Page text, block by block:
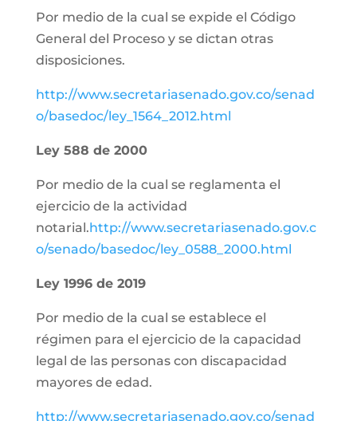
Por medio de la cual se expide el Código
General del Proceso y se dictan otras
disposiciones.
http://www.secretariasenado.gov.co/senad
o/basedoc/ley_1564_2012.html
Ley 588 de 2000
Por medio de la cual se reglamenta el
ejercicio de la actividad
notarial.http://www.secretariasenado.gov.c
o/senado/basedoc/ley_0588_2000.html
Ley 1996 de 2019
Por medio de la cual se establece el
régimen para el ejercicio de la capacidad
legal de las personas con discapacidad
mayores de edad.
http://www.secretariasenado.gov.co/senad